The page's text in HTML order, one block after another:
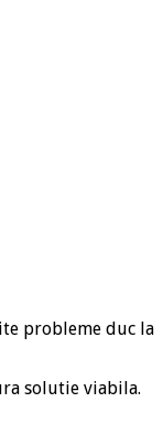
probleme duc la
solutie viabila.